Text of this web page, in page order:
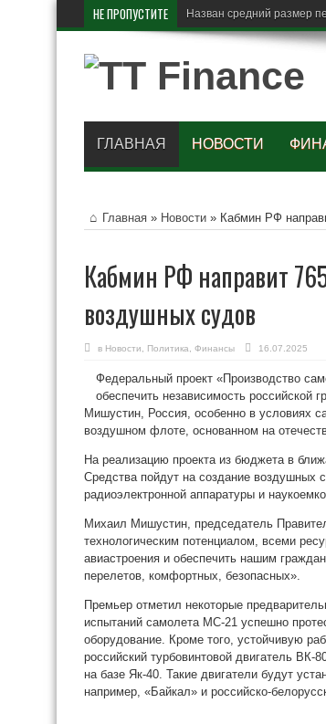
НЕ ПРОПУСТИТЕ Зеленски
ГЛАВНАЯ НОВОСТИ
Главная » Новости » Кабмин РФ
Кабмин РФ направит
воздушных судов
в Новости Политика Финансы 16.07.2025
Федеральный проект «Производство
обеспечить независимость российской
Мишустин, Россия, особенно в условиях
воздушном флоте, основанном на
На реализацию проекта из бюджета в
Средства пойдут на создание воздушных
радиоэлектронной аппаратуры и
Михаил Мишустин, председатель
технологическим потенциалом, всеми
авиастроения и обеспечить нашим
перелетов, комфортных, безопасных».
Премьер отметил некоторые
испытаний самолета МС-21 успешно
оборудование. Кроме того, устойчивую
российский турбовинтовой двигатель
на базе Як-40. Такие двигатели будут
например, «Байкал» и российско-